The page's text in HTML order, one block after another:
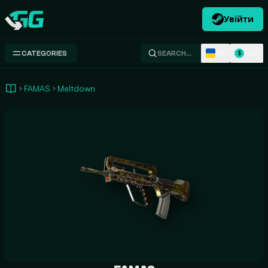
Swap.gg
Увійти
CATEGORIES SEARCH… $
FAMAS Meltdown